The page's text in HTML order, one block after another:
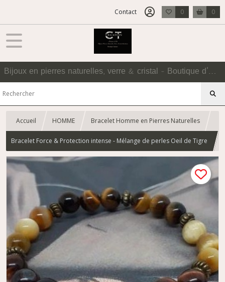
Contact 0 0
Bijoux en pierres naturelles, verre & cristal - Boutique d'Accessoires
Accueil HOMME Bracelet Homme en Pierres Naturelles
Bracelet Force & Protection intense - Mélange de perles Oeil de Tigre
et Oeil de Taureau